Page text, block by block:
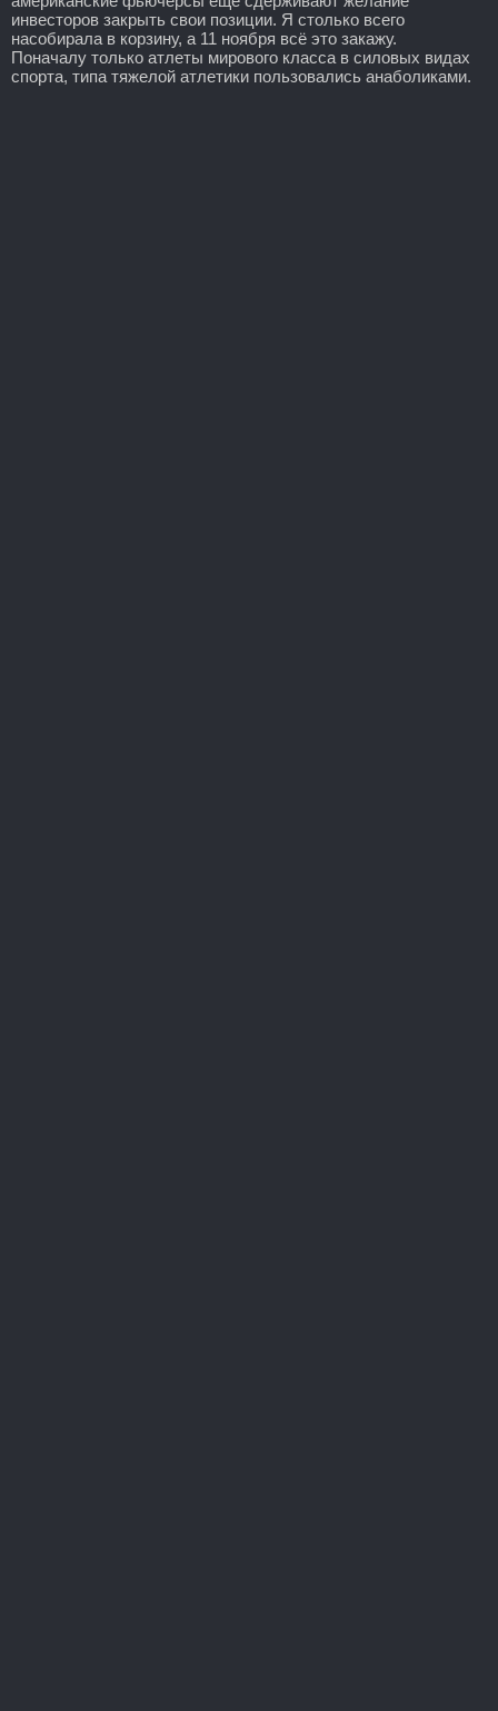
инвесторов закрыть свои позиции. Я столько всего
насобирала в корзину, а 11 ноября всё это закажу.
Поначалу только атлеты мирового класса в силовых видах
спорта, типа тяжелой атлетики пользовались анаболиками.